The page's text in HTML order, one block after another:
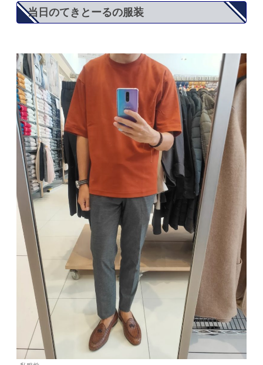
当日のてきとーるの服装